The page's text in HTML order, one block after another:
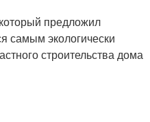
предложил
самым экологически
строительства дома